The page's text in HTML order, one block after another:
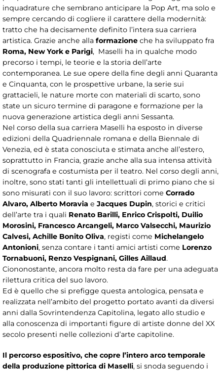
inquadrature che sembrano anticipare la Pop Art, ma solo e
sempre cercando di cogliere il carattere della modernità:
tratto che ha decisamente definito l’intera sua carriera
artistica. Grazie anche alla formazione che ha sviluppato fra
Roma, New York e Parigi, Maselli ha in qualche modo
precorso i tempi, le teorie e la storia dell’arte
contemporanea. Le sue opere della fine degli anni Quaranta
e Cinquanta, con le prospettive urbane, la serie sui
grattacieli, le nature morte con materiali di scarto, sono
state un sicuro termine di paragone e formazione per la
nuova generazione artistica degli anni Sessanta.
Nel corso della sua carriera Maselli ha esposto in diverse
edizioni della Quadriennale romana e della Biennale di
Venezia, ed è stata conosciuta e stimata anche all’estero,
soprattutto in Francia, grazie anche alla sua intensa attività
di scenografa e costumista per il teatro. Nel corso degli anni,
inoltre, sono stati tanti gli intellettuali di primo piano che si
sono misurati con il suo lavoro: scrittori come Corrado
Alvaro, Alberto Moravia e Jacques Dupin, storici e critici
dell’arte tra i quali Renato Barilli, Enrico Crispolti, Duilio
Morosini, Francesco Arcangeli, Marco Valsecchi, Maurizio
Calvesi, Achille Bonito Oliva, registi come Michelangelo
Antonioni, senza contare i tanti amici artisti come Lorenzo
Tornabuoni, Renzo Vespignani, Gilles Aillaud.
Ciononostante, ancora molto resta da fare per una adeguata
rilettura critica del suo lavoro.
Ed è quello che si prefigge questa antologica, pensata e
realizzata nell’ambito del progetto portato avanti da diversi
anni dalla Sovrintendenza Capitolina, legato allo studio e
alla conoscenza di importanti figure di artiste donne del XX
secolo presenti nelle collezioni d’arte capitoline.
Il percorso espositivo, che copre l’intero arco temporale
della produzione pittorica di Maselli, si snoda seguendo i